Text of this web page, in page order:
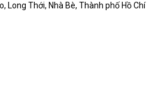
Long Thới, Nhà Bè, Thành phố Hồ Chí